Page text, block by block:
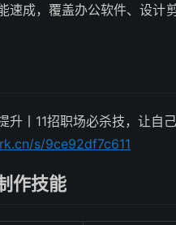
速成，覆盖办公软件、设计
升丨11招职场必杀技，让自
s/9ce92df7c611
作技能